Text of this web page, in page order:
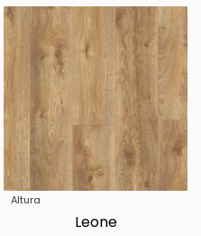
Altura
Leone